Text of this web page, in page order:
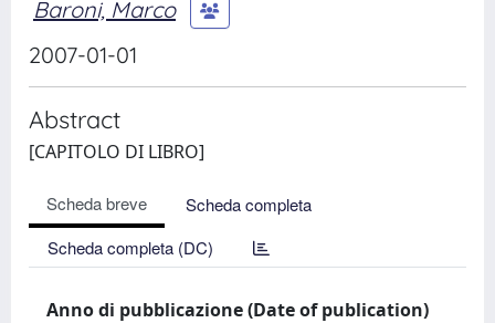
Baroni, Marco
2007-01-01
Abstract
[CAPITOLO DI LIBRO]
Scheda breve
Scheda completa
Scheda completa (DC)
Anno di pubblicazione (Date of publication)